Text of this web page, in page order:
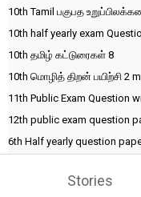
10th Tamil பகுபத
10th half yearly exam
10th தமிழ் கட்டுரைகள் 8
10th மொழித் திறன் பயிற்சி 2
11th Public Exam Question
12th public exam question
6th Half yearly question
Stories